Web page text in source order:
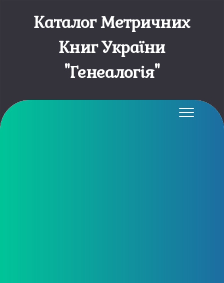
Каталог Метричних
Книг України
"Генеалогія"